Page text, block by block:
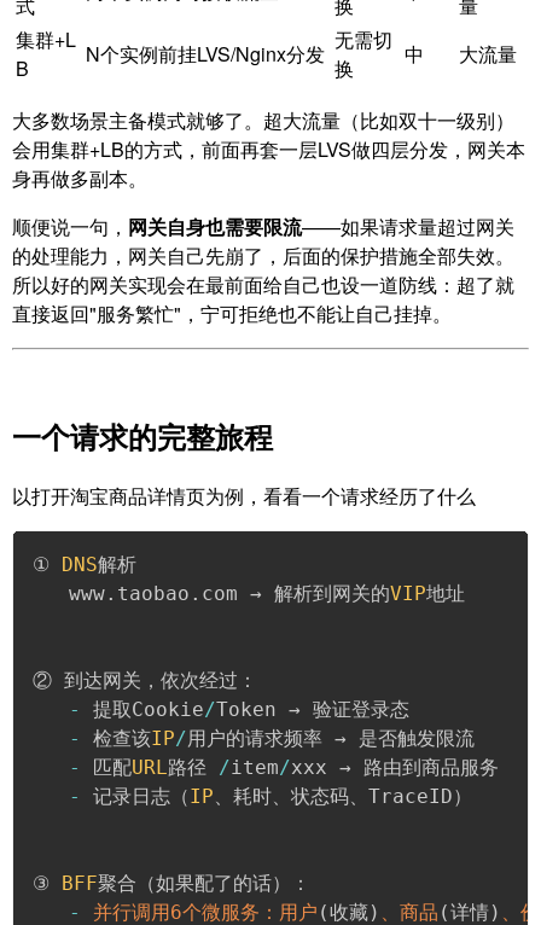
集群+L
B
N个实例前挂LVS/Nginx分发
无需切
换
中 大流量
大多数场景主备模式就够了。超大流量（比如双十一级别）
会用集群+LB的方式，前面再套一层LVS做四层分发，网关本
身再做多副本。
顺便说一句， 网关自身也需要限流——如果请求量超过网关
的处理能力，网关自己先崩了，后面的保护措施全部失效。
所以好的网关实现会在最前面给自己也设一道防线：超了就
直接返回"服务繁忙"，宁可拒绝也不能让自己挂掉。
一个请求的完整旅程
以打开淘宝商品详情页为例，看看一个请求经历了什么
① DNS解析
   www
. taobao . com → 解析到网关的VIP地址
② 到达网关，依次经过：
-
提取Cookie/Token → 验证登录态
-
检查该IP/用户的请求频率 → 是否触发限流
-
匹配URL路径 /item/xxx → 路由到商品服务
-
记录日志（IP、耗时、状态码、TraceID）
③ BFF聚合（如果配了的话）：
-
并行调用6个微服务：用户 (收藏) 、商品 (详情) 、